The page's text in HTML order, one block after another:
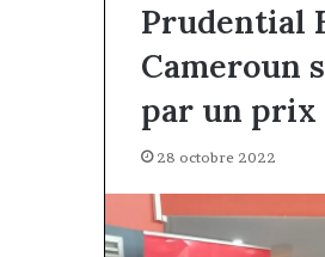
Prudential
Cameroun
par un prix
28 octobre 2022